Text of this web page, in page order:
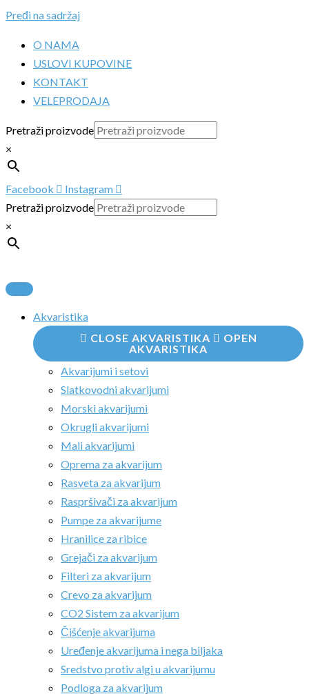
Pređi na sadržaj
O NAMA
USLOVI KUPOVINE
KONTAKT
VELEPRODAJA
Pretraži proizvode
×
Facebook
Instagram
Pretraži proizvode
×
Akvaristika
CLOSE AKVARISTIKA
OPEN
AKVARISTIKA
Akvarijumi i setovi
Slatkovodni akvarijumi
Morski akvarijumi
Okrugli akvarijumi
Mali akvarijumi
Oprema za akvarijum
Rasveta za akvarijum
Raspršivači za akvarijum
Pumpe za akvarijume
Hranilice za ribice
Grejači za akvarijum
Filteri za akvarijum
Crevo za akvarijum
CO2 Sistem za akvarijum
Čišćenje akvarijuma
Uređenje akvarijuma i nega biljaka
Sredstvo protiv algi u akvarijumu
Podloga za akvarijum